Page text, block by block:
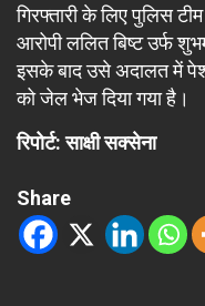
गिरफ्तारी के लिए पुलिस
आरोपी ललित बिष्ट उर्फ
इसके बाद उसे अदालत में
को जेल भेज दिया गया है।
रिपोर्ट: साक्षी सक्सेना
Share